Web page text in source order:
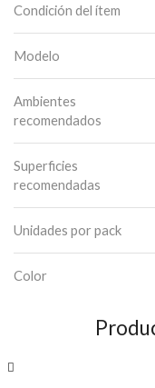
Condición del ítem
Modelo
Ambientes
recomendados
Superficies
recomendadas
Unidades por pack
Color